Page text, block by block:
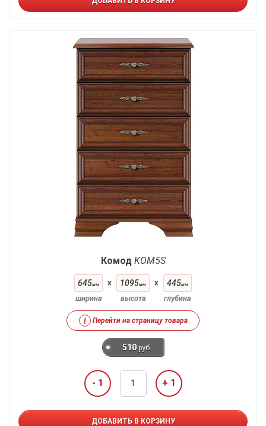
Комод KOM5S
645мм
ширина
x 1095мм
высота
x 445мм
глубина
i Перейти на страницу товара
510 руб.
- 1 + 1
ДОБАВИТЬ В КОРЗИНУ